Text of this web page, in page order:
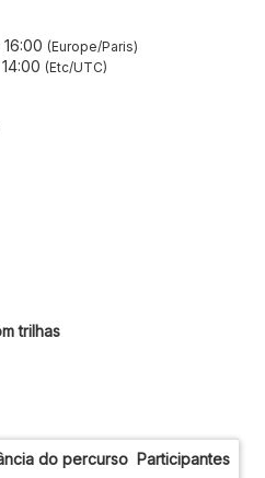
16:00 Europe/Paris
14:00 Etc/UTC
trilhas
do percurso Participantes